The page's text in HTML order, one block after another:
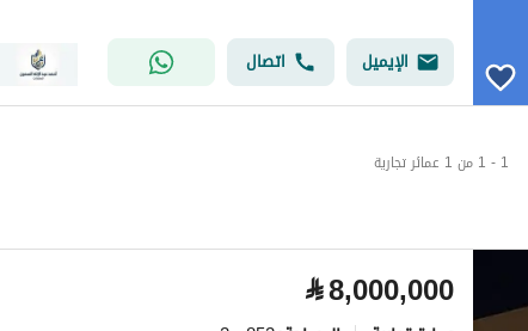
الإيميل اتصال
1 - 1 من 1 عمائر تجارية
⃁8,000,000